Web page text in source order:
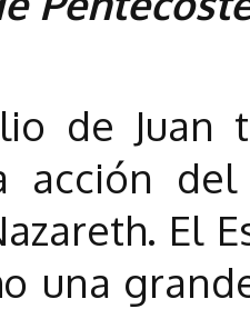
de
acción
El
una